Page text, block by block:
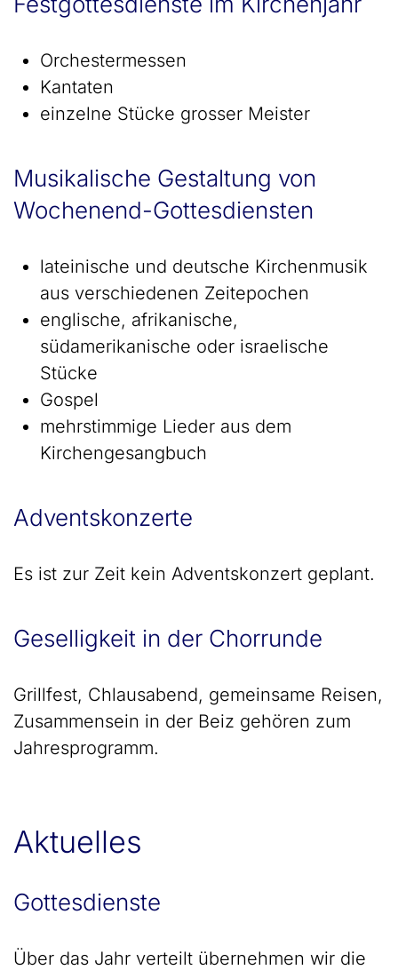
Orchestermessen
Kantaten
einzelne Stücke grosser Meister
Musikalische Gestaltung von
Wochenend-Gottesdiensten
lateinische und deutsche Kirchenmusik
aus verschiedenen Zeitepochen
englische, afrikanische,
südamerikanische oder israelische
Stücke
Gospel
mehrstimmige Lieder aus dem
Kirchengesangbuch
Adventskonzerte
Es ist zur Zeit kein Adventskonzert geplant.
Geselligkeit in der Chorrunde
Grillfest, Chlausabend, gemeinsame Reisen,
Zusammensein in der Beiz gehören zum
Jahresprogramm.
Aktuelles
Gottesdienste
Über das Jahr verteilt übernehmen wir die